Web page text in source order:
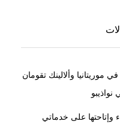
موريتانيا وألالينك تقومان
وإتاحتها على خدماتي